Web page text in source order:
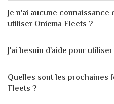
Je n'ai aucune
utiliser Oniema Fleets ?
J'ai besoin d'aide pour
Quelles sont les prochaines
Fleets ?